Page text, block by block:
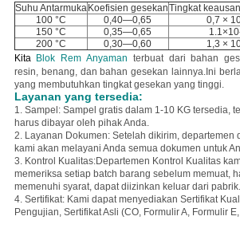
Suhu Antarmuka Koefisien gesekanTingkat
100 °C
0,40—0,65
0,7 ×
150 °C
0,35—0,65
200 °C
0,30—0,60
1,3 ×
KitaBlok Rem Anyaman terbuat dari bahan
resin, benang, dan bahan gesekan lainnya.Ini
yang membutuhkan tingkat gesekan yang tinggi.
Layanan yang tersedia:
1. Sampel: Sampel gratis dalam 1-10 KG tersedia,
harus dibayar oleh pihak Anda.
2. Layanan Dokumen: Setelah dikirim, departemen
kami akan melayani Anda semua dokumen untuk
3. Kontrol Kualitas:Departemen Kontrol Kualitas
memeriksa setiap batch barang sebelum memuat,
memenuhi syarat, dapat diizinkan keluar dari pabrik.
4. Sertifikat: Kami dapat menyediakan Sertifikat
Pengujian, Sertifikat Asli (CO, Formulir A, Formulir